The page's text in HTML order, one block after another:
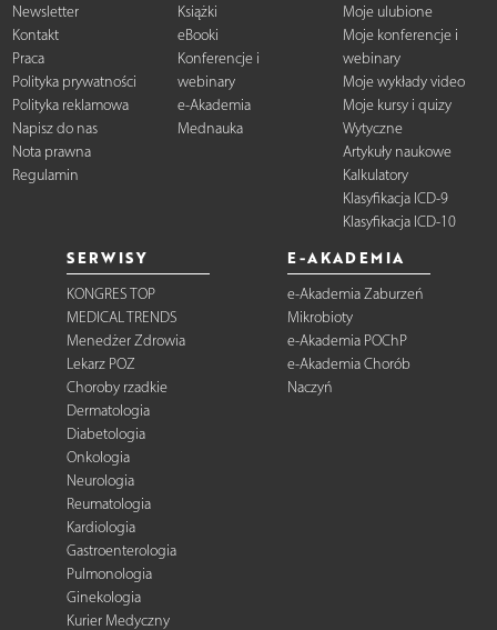
Newsletter
Kontakt
Praca
Polityka prywatności
Polityka reklamowa
Napisz do nas
Nota prawna
Regulamin
Książki
eBooki
Konferencje i
webinary
e-Akademia
Mednauka
Moje ulubione
Moje konferencje i
webinary
Moje wykłady video
Moje kursy i quizy
Wytyczne
Artykuły naukowe
Kalkulatory
Klasyfikacja ICD-9
Klasyfikacja ICD-10
SERWISY
KONGRES TOP
MEDICAL TRENDS
Menedżer Zdrowia
Lekarz POZ
Choroby rzadkie
Dermatologia
Diabetologia
Onkologia
Neurologia
Reumatologia
Kardiologia
Gastroenterologia
Pulmonologia
Ginekologia
Kurier Medyczny
E-AKADEMIA
e-Akademia Zaburzeń
Mikrobioty
e-Akademia POChP
e-Akademia Chorób
Naczyń